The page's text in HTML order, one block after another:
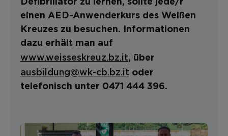
Defibrillator zu lernen, sollte jede/r
einen AED-Anwenderkurs des Weißen
Kreuzes zu besuchen. Informationen
dazu erhält man auf
www.weisseskreuz.bz.it, über
ausbildung@wk-cb.bz.it oder
telefonisch unter 0471 444 396.